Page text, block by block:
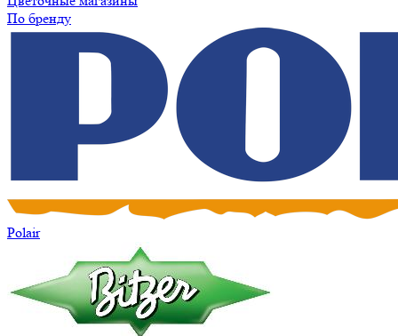
По бренду
Polair